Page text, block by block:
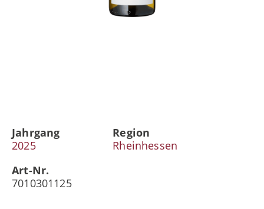
Jahrgang
2025
Region
Rheinhessen
Art-Nr.
7010301125